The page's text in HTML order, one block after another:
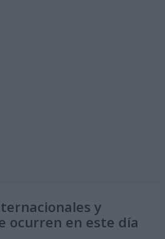
y
ocurren en este día